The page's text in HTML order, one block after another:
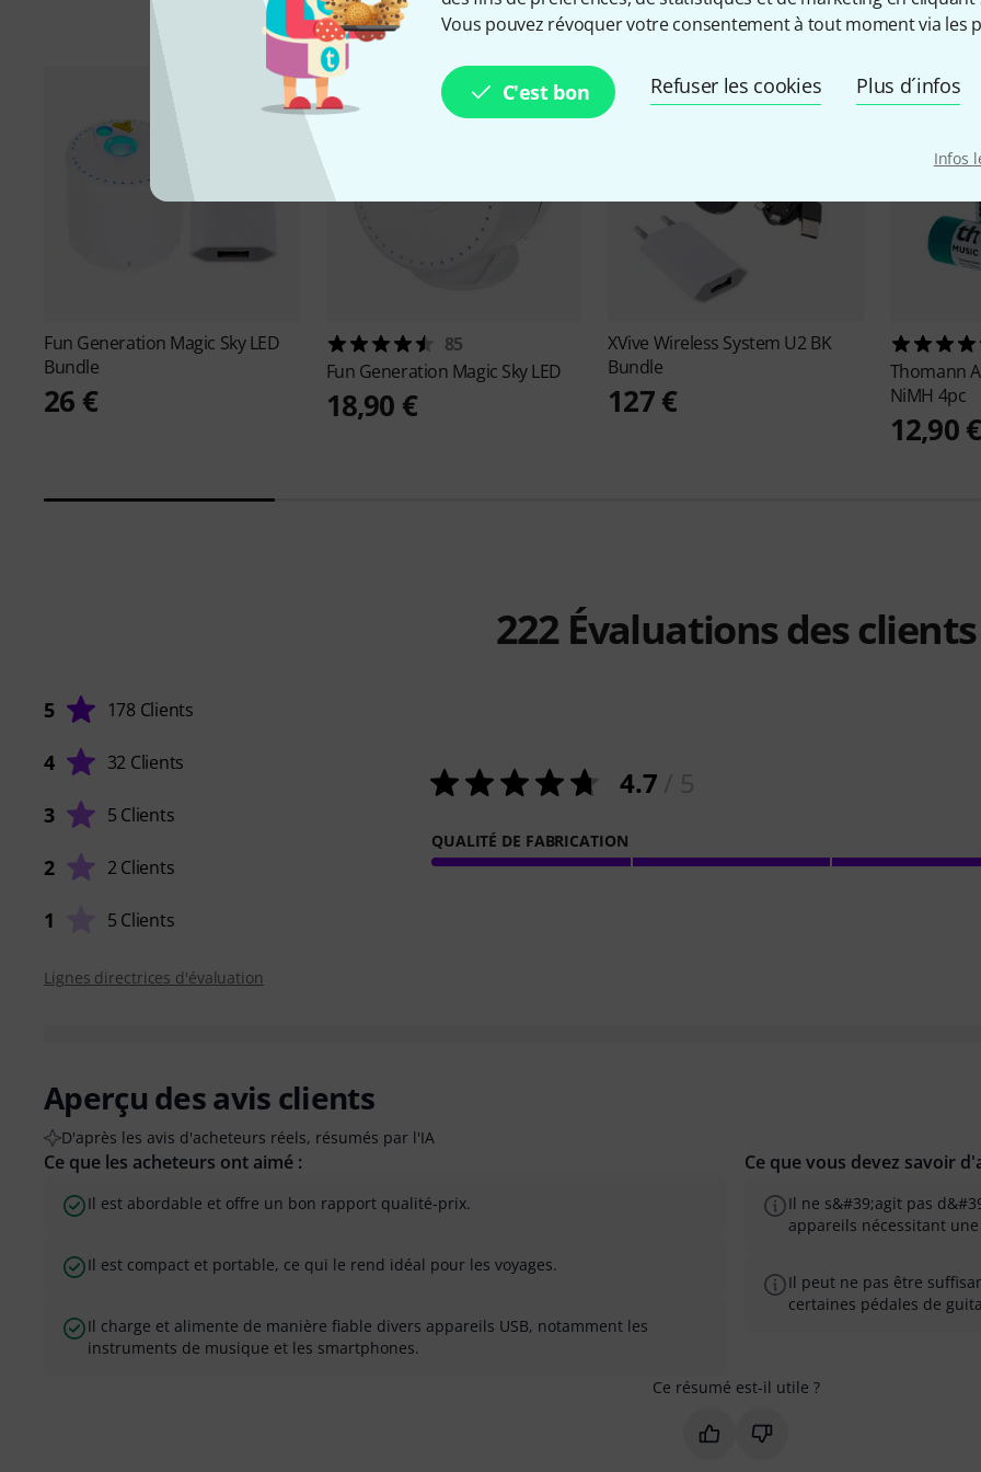
Vous pouvez révoquer votre consentement à tout moment via les
C'est bon Refuser les cookies Plus d´infos
Infos
Fun Generation Magic Sky LED
Bundle
26 €
85
Fun Generation Magic Sky LED
18,90 €
XVive Wireless System U2 BK
Bundle
127 €
Thomann
NiMH 4pc
12,90 €
222Évaluations des clients
5 178 Clients
4 32 Clients
3 5 Clients
2 2 Clients
1 5 Clients
4.7
QUALITÉ DE FABRICATION
Lignes directrices d'évaluation
Aperçu des avis clients
D'après les avis d'acheteurs réels, résumés par l'IA
Ce que les acheteurs ont aimé :
Il est abordable et offre un bon rapport qualité-prix.
Il est compact et portable, ce qui le rend idéal pour les voyages.
Il charge et alimente de manière fiable divers appareils USB, notamment les
instruments de musique et les smartphones.
Ce que vous devez savoir
Il ne s&#39;agit pas
appareils nécessitant
Il peut ne pas être
certaines pédales de
Ce résumé est-il utile ?
Marquer ce résumé comme utile
Marquer ce résumé